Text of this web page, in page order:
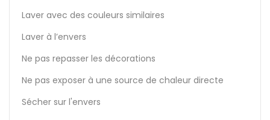
Laver avec des couleurs similaires
Laver à l’envers
Ne pas repasser les décorations
Ne pas exposer à une source de chaleur directe
Sécher sur l'envers